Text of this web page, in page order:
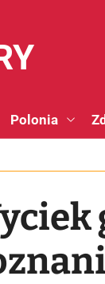
Polonia